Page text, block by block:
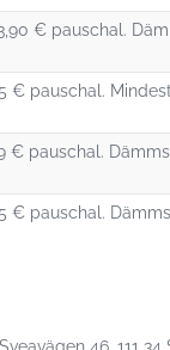
€ pauschal.
€ pauschal.
€ pauschal.
€ pauschal.